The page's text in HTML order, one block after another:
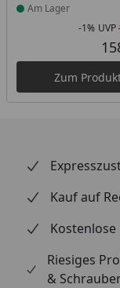
Am Lager
-1% UVP
Zum
Kauf auf
Riesiges
&